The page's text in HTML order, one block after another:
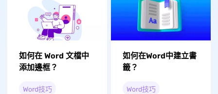
如何在 Word 文檔中
添加邊框？
Word技巧
如何在Word中建立書
籤？
Word技巧